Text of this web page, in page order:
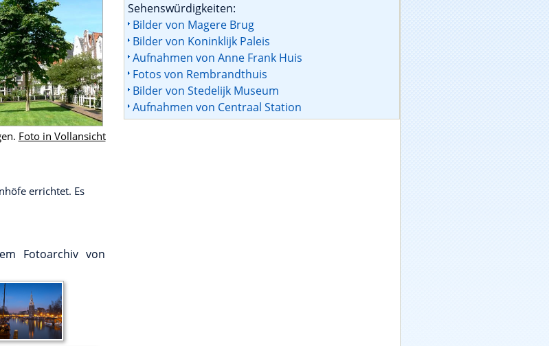
Foto in Vollansicht
errichtet. Es
Fotoarchiv von
Sehenswürdigkeiten:
Bilder von Magere Brug
Bilder von Koninklijk Paleis
Aufnahmen von Anne Frank Huis
Fotos von Rembrandthuis
Bilder von Stedelijk Museum
Aufnahmen von Centraal Station